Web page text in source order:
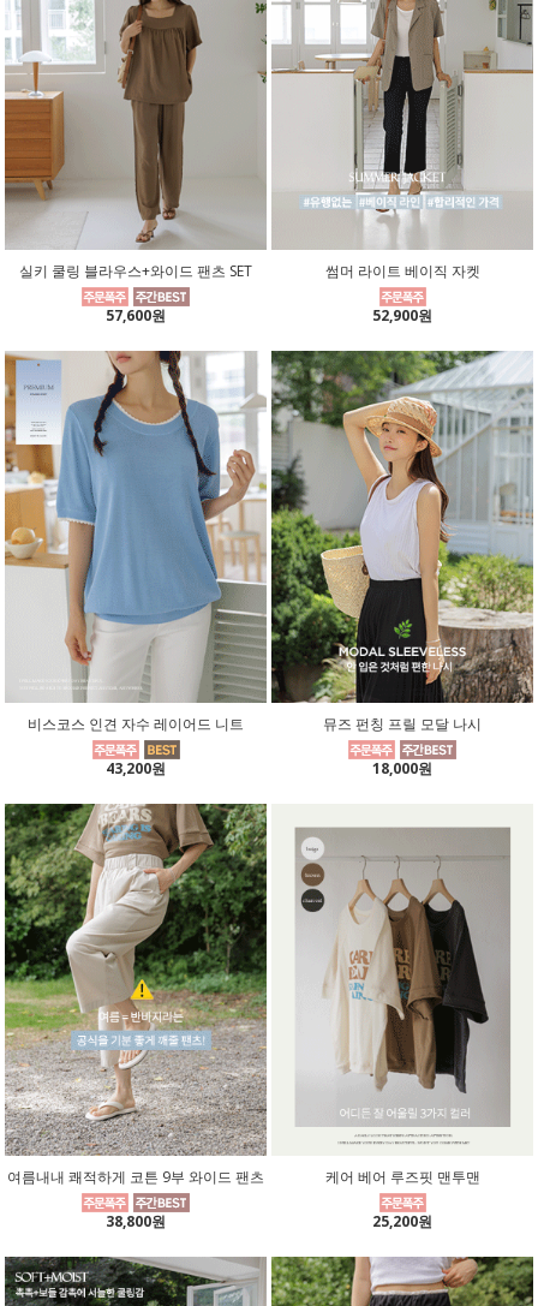
실키 쿨링 블라우스+와이드 팬츠 SET
57,600원
썸머 라이트 베이직 자켓
52,900원
비스코스 인견 자수 레이어드 니트
43,200원
뮤즈 펀칭 프릴 모달 나시
18,000원
여름내내 쾌적하게 코튼 9부 와이드 팬츠
38,800원
케어 베어 루즈핏 맨투맨
25,200원